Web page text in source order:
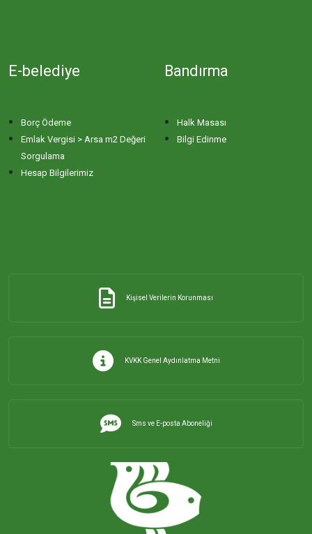
E-belediye
Borç Ödeme
Emlak Vergisi > Arsa m2 Değeri
Sorgulama
Hesap Bilgilerimiz
Bandırma
Halk Masası
Bilgi Edinme
Kişisel Verilerin Korunması
KVKK Genel Aydınlatma Metni
Sms ve E-posta Aboneliği